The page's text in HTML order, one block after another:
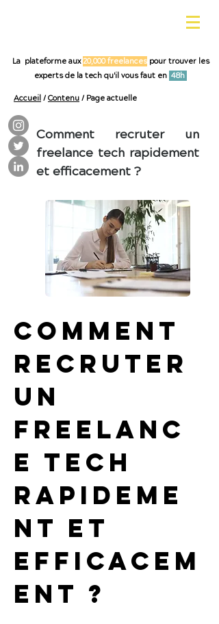
La plateforme aux20,000 freelancespour trouver les
experts de la tech qu'il vous faut en 48h
Accueil / Contenu / Page actuelle
Comment recruter un
freelance tech rapidement
et efficacement ?
Comment
recruter
un
freelanc
e tech
rapideme
nt et
efficacem
ent ?